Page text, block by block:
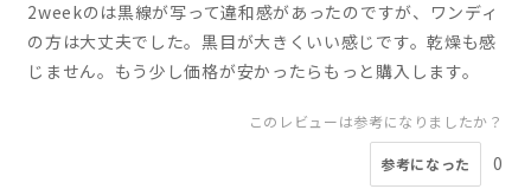
2weekのは黒線が写って違和感があったのですが、ワンディ
の方は大丈夫でした。黒目が大きくいい感じです。乾燥も感
じません。もう少し価格が安かったらもっと購入します。
このレビューは参考になりましたか？
参考になった 0